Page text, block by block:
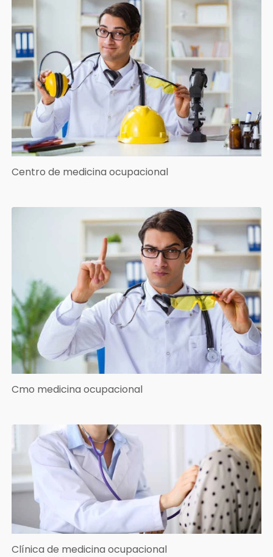
Centro de medicina ocupacional
Cmo medicina ocupacional
Clínica de medicina ocupacional